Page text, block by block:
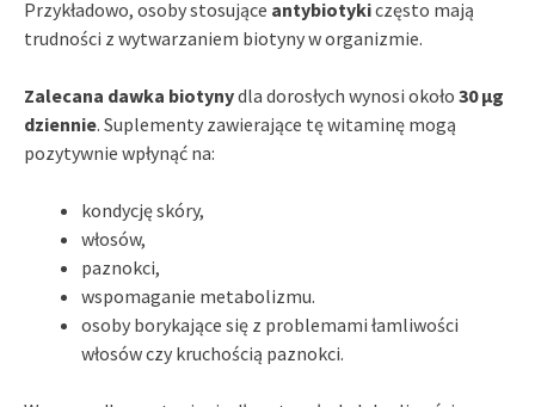
Przykładowo, osoby stosujące antybiotykiczęsto mają
trudności z wytwarzaniem biotyny w organizmie.
Zalecana dawka biotynydla dorosłych wynosi około 30 µg
dziennie. Suplementy zawierające tę witaminę mogą
pozytywnie wpłynąć na:
kondycję skóry,
włosów,
paznokci,
wspomaganie metabolizmu.
osoby borykające się z problemami łamliwości
włosów czy kruchością paznokci.